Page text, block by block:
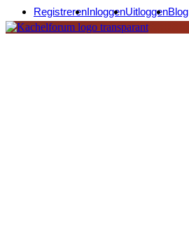
RegistrerenInloggenUitloggenBlog